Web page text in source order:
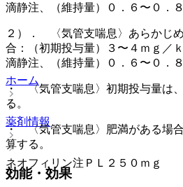
滴静注、（維持量）０．６〜０．
２）． 〈気管支喘息〉あらかじ
合：（初期投与量）３〜４ｍｇ／
滴静注、（維持量）０．６〜０．
・ 〈気管支喘息〉初期投与量は
る。
・ 〈気管支喘息〉肥満がある場
算する。
効能・効果
ホーム
薬剤情報
ネオフィリン注ＰＬ２５０ｍｇ